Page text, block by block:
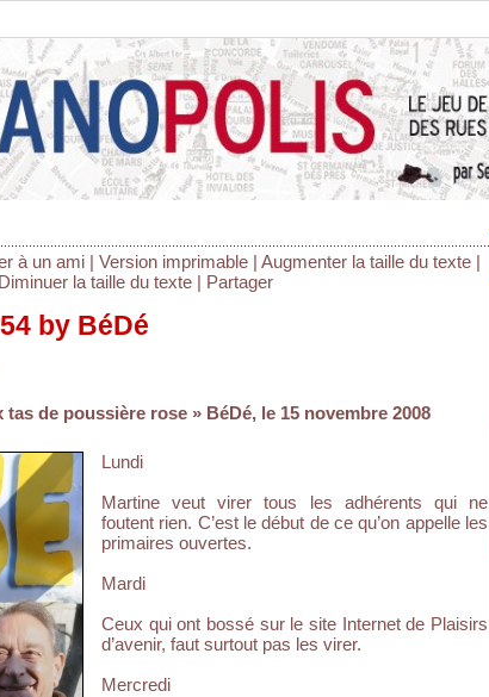
à un ami | Version imprimable | Augmenter la taille du texte |
Diminuer la taille du texte | Partager
by BéDé
de poussière rose » BéDé, le 15 novembre 2008
Lundi
Martine veut virer tous les adhérents qui ne
foutent rien. C’est le début de ce qu’on appelle les
primaires ouvertes.
Mardi
Ceux qui ont bossé sur le site Internet de Plaisirs
d’avenir, faut surtout pas les virer.
Mercredi